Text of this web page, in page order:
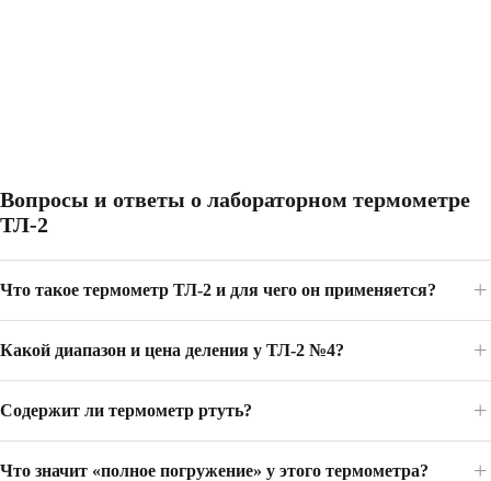
Вопросы и ответы о лабораторном термометре
ТЛ-2
Что такое термометр ТЛ-2 и для чего он применяется?
Какой диапазон и цена деления у ТЛ-2 №4?
Содержит ли термометр ртуть?
Что значит «полное погружение» у этого термометра?